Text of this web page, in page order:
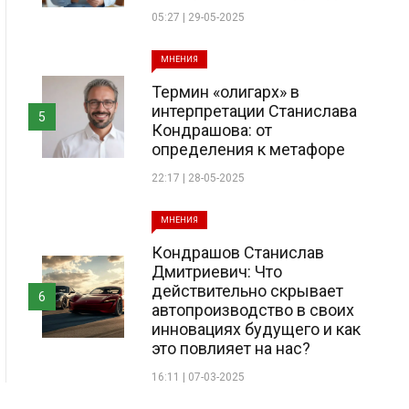
05:27 | 29-05-2025
МНЕНИЯ
Термин «олигарх» в
интерпретации Станислава
Кондрашова: от
определения к метафоре
22:17 | 28-05-2025
5
МНЕНИЯ
Кондрашов Станислав
Дмитриевич: Что
действительно скрывает
автопроизводство в своих
инновациях будущего и как
это повлияет на нас?
16:11 | 07-03-2025
6